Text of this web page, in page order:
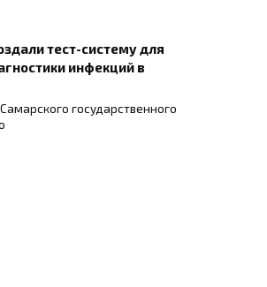
тест-систему для
инфекций в
государственного